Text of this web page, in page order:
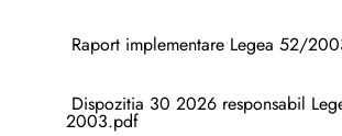
Raport implementare Legea 52/
Dispozitia 30 2026 responsabil
2003.pdf